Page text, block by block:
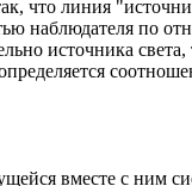
что линия
наблюдателя по
источника света,
вместе с ним